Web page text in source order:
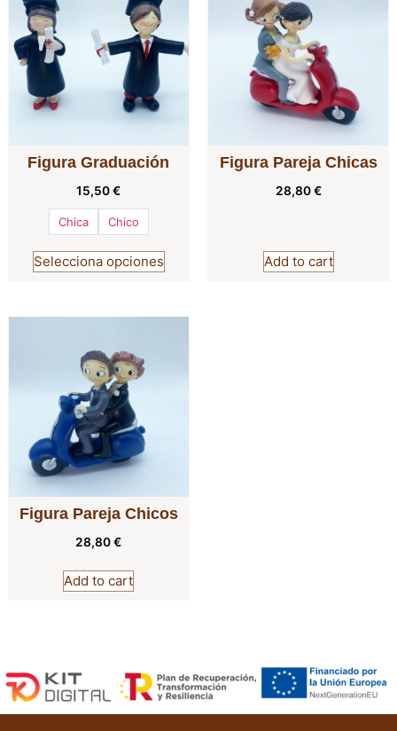
Figura Graduación
15,50€
Chica Chico
Selecciona opciones
Figura Pareja Chicas
28,80€
Add to cart
Figura Pareja Chicos
28,80€
Add to cart